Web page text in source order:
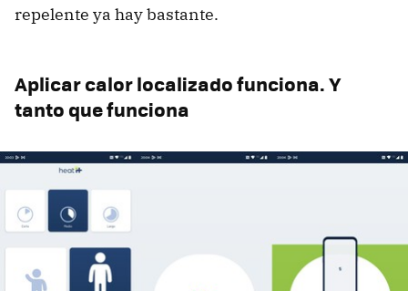
repelente ya hay bastante.
Aplicar calor localizado funciona. Y
tanto que funciona